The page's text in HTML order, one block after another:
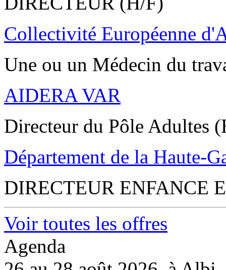
Collectivité Européenne
Une ou un Médecin du
AIDERA VAR
Directeur du Pôle Adultes
Département de la Haute-
DIRECTEUR ENFANCE
Voir toutes les offres
Agenda